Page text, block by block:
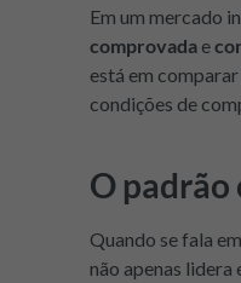
Em um mercado
comprovada e
está em
condições de
O padrão
Quando se fala
não apenas